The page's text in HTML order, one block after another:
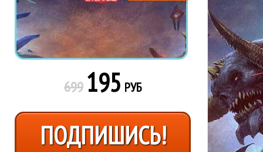
699 195 РУБ
ПОДПИШИСЬ!